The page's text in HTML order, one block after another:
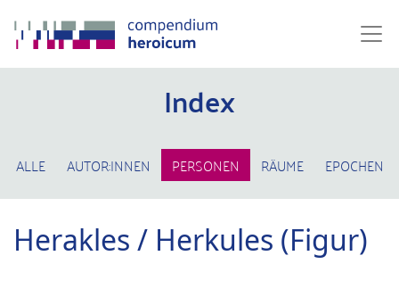
Index
ALLE AUTOR:INNEN PERSONEN RÄUME EPOCHEN
Herakles / Herkules (Figur)